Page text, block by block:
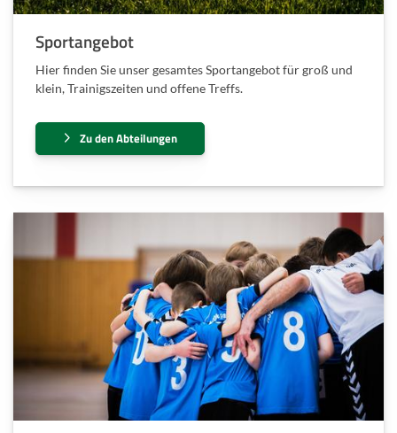
Sportangebot
Hier finden Sie unser gesamtes Sportangebot für groß und
klein, Trainigszeiten und offene Treffs.
Zu den Abteilungen